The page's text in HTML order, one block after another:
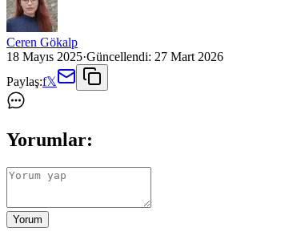
Ceren Gökalp
18 Mayıs 2025·Güncellendi: 27 Mart 2026
Paylaş:f𝕏
Yorumlar:
Yorum